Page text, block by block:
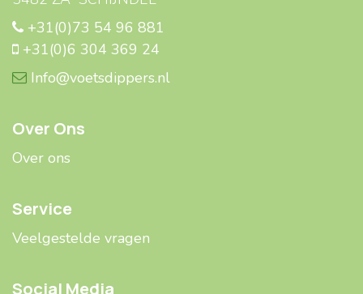
+31(0)73 54 96 881
+31(0)6 304 369 24
Info@voetsdippers.nl
Over Ons
Over ons
Service
Veelgestelde ​​vragen
Social Media